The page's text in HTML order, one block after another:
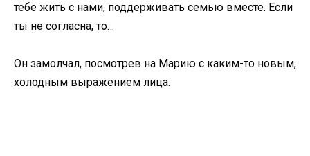
тебе жить с нами, поддерживать семью вместе. Если
ты не согласна, то…
Он замолчал, посмотрев на Марию с каким-то новым,
холодным выражением лица.